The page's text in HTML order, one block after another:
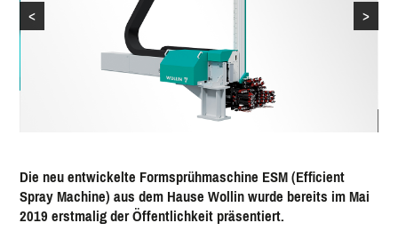
< >
Die neu entwickelte Formsprühmaschine ESM (Efficient
Spray Machine) aus dem Hause Wollin wurde bereits im Mai
2019 erstmalig der Öffentlichkeit präsentiert.